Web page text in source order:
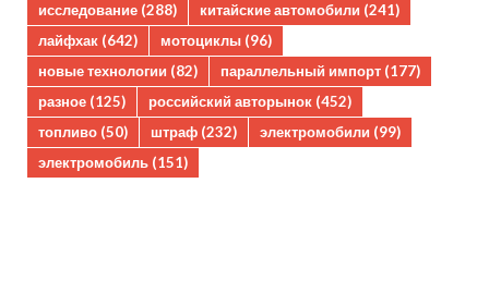
исследование (288) китайские автомобили (241)
лайфхак (642) мотоциклы (96)
новые технологии (82) параллельный импорт (177)
разное (125) российский авторынок (452)
топливо (50) штраф (232) электромобили (99)
электромобиль (151)